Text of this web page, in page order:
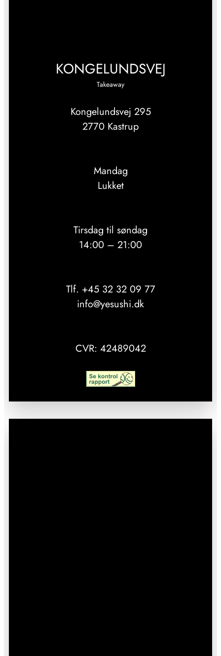
KONGELUNDSVEJ
Takeaway
Kongelundsvej 295
2770 Kastrup
Mandag
Lukket
Tirsdag til søndag
14:00 – 21:00
Tlf. +45 32 32 09 77
info@yesushi.dk
CVR: 42489042